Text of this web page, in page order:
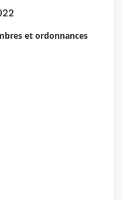
et ordonnances